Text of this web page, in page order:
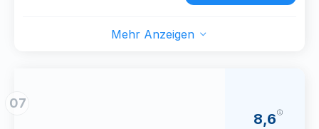
Mehr Anzeigen
07
8,6